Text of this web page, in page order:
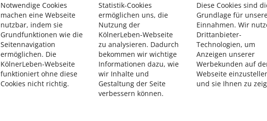
Notwendige Cookies
machen eine Webseite
nutzbar, indem sie
Grundfunktionen wie die
Seitennavigation
ermöglichen. Die
KölnerLeben-Webseite
funktioniert ohne diese
Cookies nicht richtig.
Statistik-Cookies
ermöglichen uns, die
Nutzung der
KölnerLeben-Webseite
zu analysieren. Dadurch
bekommen wir wichtige
Informationen dazu, wie
wir Inhalte und
Gestaltung der Seite
verbessern können.
Diese Cookies sind
Grundlage für
Einnahmen. Wir
Drittanbieter-
Technologien, um
Anzeigen unserer
Werbekunden auf
Webseite
und sie Ihnen zu